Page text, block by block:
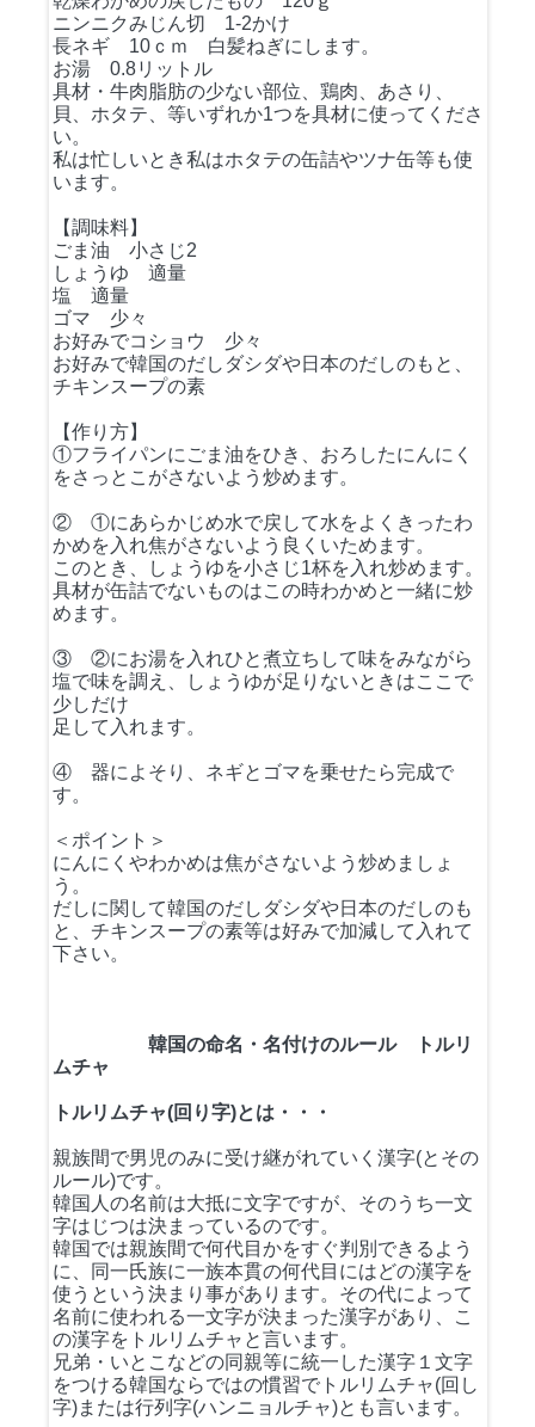
ニンニクみじん切 1-2かけ
長ネギ 10ｃｍ 白髪ねぎにします。
お湯 0.8リットル
具材・牛肉脂肪の少ない部位、鶏肉、あさり、
貝、ホタテ、等いずれか1つを具材に使ってくださ
い。
私は忙しいとき私はホタテの缶詰やツナ缶等も使
います。
【調味料】
ごま油 小さじ2
しょうゆ 適量
塩 適量
ゴマ 少々
お好みでコショウ 少々
お好みで韓国のだしダシダや日本のだしのもと、
チキンスープの素
【作り方】
①フライパンにごま油をひき、おろしたにんにく
をさっとこがさないよう炒めます。
② ①にあらかじめ水で戻して水をよくきったわ
かめを入れ焦がさないよう良くいためます。
このとき、しょうゆを小さじ1杯を入れ炒めます。
具材が缶詰でないものはこの時わかめと一緒に炒
めます。
③ ②にお湯を入れひと煮立ちして味をみながら
塩で味を調え、しょうゆが足りないときはここで
少しだけ
足して入れます。
④ 器によそり、ネギとゴマを乗せたら完成で
す。
＜ポイント＞
にんにくやわかめは焦がさないよう炒めましょ
う。
だしに関して韓国のだしダシダや日本のだしのも
と、チキンスープの素等は好みで加減して入れて
下さい。
韓国の命名・名付けのルール トルリ
ムチャ
トルリムチャ(回り字)とは・・・
親族間で男児のみに受け継がれていく漢字(とその
ルール)です。
韓国人の名前は大抵に文字ですが、そのうち一文
字はじつは決まっているのです。
韓国では親族間で何代目かをすぐ判別できるよう
に、同一氏族に一族本貫の何代目にはどの漢字を
使うという決まり事があります。その代によって
名前に使われる一文字が決まった漢字があり、こ
の漢字をトルリムチャと言います。
兄弟・いとこなどの同親等に統一した漢字１文字
をつける韓国ならではの慣習でトルリムチャ(回し
字)または行列字(ハンニョルチャ)とも言います。